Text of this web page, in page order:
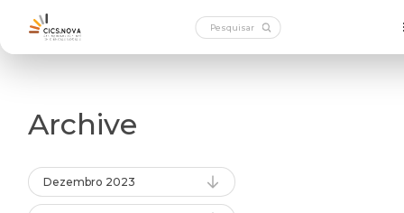
Archive
Dezembro 2023